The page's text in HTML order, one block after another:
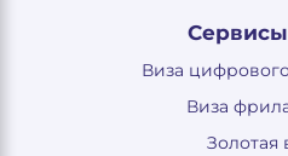
Виза
Виза
Золотая